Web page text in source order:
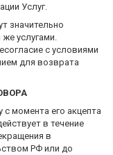
Услуг.
значительно
услугами.
с условиями
для возврата
с момента его акцепта
в течение
в
РФ или до